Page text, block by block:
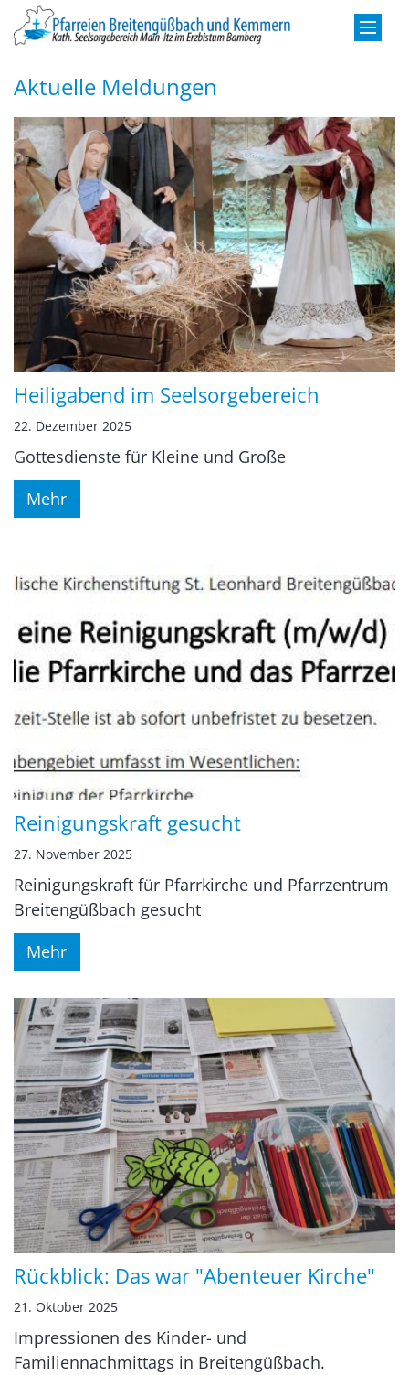
Zum Inhalt springen
Aktuelle Meldungen
Heiligabend im Seelsorgebereich
22. Dezember 2025
Gottesdienste für Kleine und Große
Mehr
Reinigungskraft gesucht
27. November 2025
Reinigungskraft für Pfarrkirche und Pfarrzentrum
Breitengüßbach gesucht
Mehr
Rückblick: Das war "Abenteuer Kirche"
21. Oktober 2025
Impressionen des Kinder- und
Familiennachmittags in Breitengüßbach.